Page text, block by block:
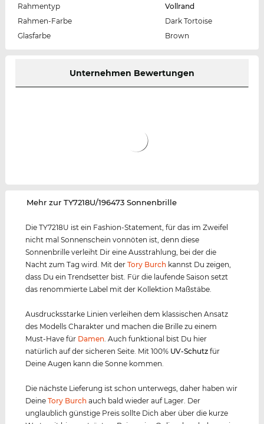
Rahmentyp
Vollrand
Rahmen-Farbe
Dark Tortoise
Glasfarbe
Brown
Unternehmen Bewertungen
‌Mehr zur TY7218U/196473 Sonnenbrille
Die TY7218U ist ein Fashion-Statement, für das im Zweifel
nicht mal Sonnenschein vonnöten ist, denn diese
Sonnenbrille verleiht Dir eine Ausstrahlung, bei der die
Nacht zum Tag wird. Mit derTory Burch kannst Du zeigen,
dass Du ein Trendsetter bist. Für die laufende Saison setzt
das renommierte Label mit der Kollektion Maßstäbe.
Ausdrucksstarke Linien verleihen dem klassischen Ansatz
des Modells Charakter und machen die Brille zu einem
Must-Have für Damen. Auch funktional bist Du hier
natürlich auf der sicheren Seite. Mit 100% UV-Schutz für
Deine Augen kann die Sonne kommen.
Die nächste Lieferung ist schon unterwegs, daher haben wir
DeineTory Burch auch bald wieder auf Lager. Der
unglaublich günstige Preis sollte Dich aber über die kurze